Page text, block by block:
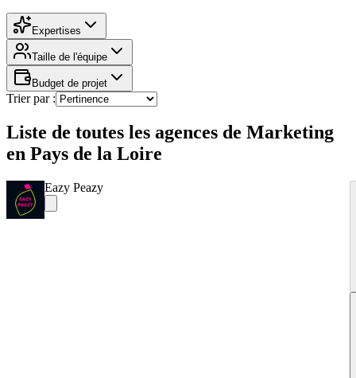
Expertises
Taille de l'équipe
Budget de projet
Trier par :
Liste de toutes les agences de Marketing
en Pays de la Loire
Eazy Peazy